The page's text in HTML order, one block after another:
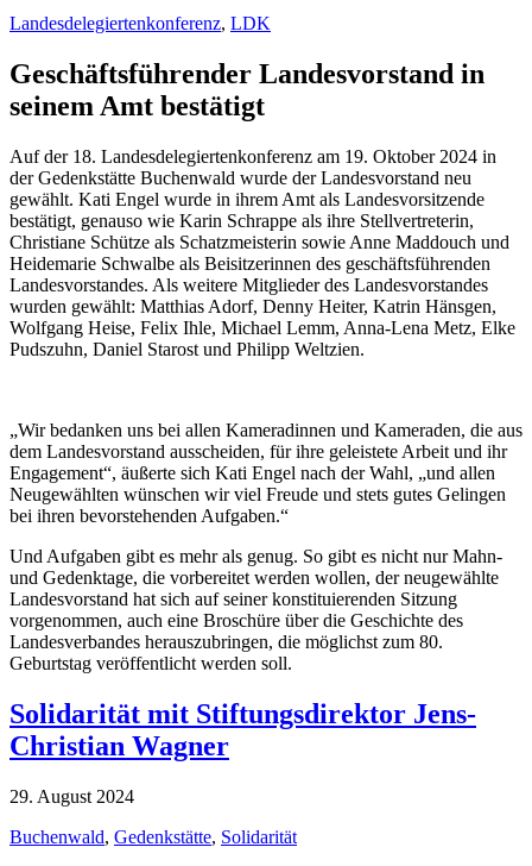
Landesdelegiertenkonferenz, LDK
Geschäftsführender Landesvorstand in
seinem Amt bestätigt
Auf der 18. Landesdelegiertenkonferenz am 19. Oktober 2024 in
der Gedenkstätte Buchenwald wurde der Landesvorstand neu
gewählt. Kati Engel wurde in ihrem Amt als Landesvorsitzende
bestätigt, genauso wie Karin Schrappe als ihre Stellvertreterin,
Christiane Schütze als Schatzmeisterin sowie Anne Maddouch und
Heidemarie Schwalbe als Beisitzerinnen des geschäftsführenden
Landesvorstandes. Als weitere Mitglieder des Landesvorstandes
wurden gewählt: Matthias Adorf, Denny Heiter, Katrin Hänsgen,
Wolfgang Heise, Felix Ihle, Michael Lemm, Anna-Lena Metz, Elke
Pudszuhn, Daniel Starost und Philipp Weltzien.
„Wir bedanken uns bei allen Kameradinnen und Kameraden, die aus
dem Landesvorstand ausscheiden, für ihre geleistete Arbeit und ihr
Engagement“, äußerte sich Kati Engel nach der Wahl, „und allen
Neugewählten wünschen wir viel Freude und stets gutes Gelingen
bei ihren bevorstehenden Aufgaben.“
Und Aufgaben gibt es mehr als genug. So gibt es nicht nur Mahn-
und Gedenktage, die vorbereitet werden wollen, der neugewählte
Landesvorstand hat sich auf seiner konstituierenden Sitzung
vorgenommen, auch eine Broschüre über die Geschichte des
Landesverbandes herauszubringen, die möglichst zum 80.
Geburtstag veröffentlicht werden soll.
Solidarität mit Stiftungsdirektor Jens-
Christian Wagner
29. August 2024
Buchenwald, Gedenkstätte, Solidarität